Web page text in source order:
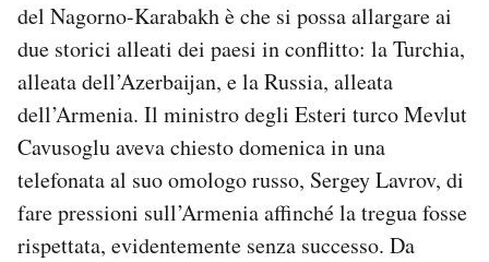
del Nagorno-Karabakh è che si possa allargare ai
due storici alleati dei paesi in conflitto: la Turchia,
alleata dell’Azerbaijan, e la Russia, alleata
dell’Armenia. Il ministro degli Esteri turco Mevlut
Cavusoglu aveva chiesto domenica in una
telefonata al suo omologo russo, Sergey Lavrov, di
fare pressioni sull’Armenia affinché la tregua fosse
rispettata, evidentemente senza successo. Da